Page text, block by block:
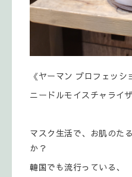
《ヤーマン プロフェッシ
ニードルモイスチャライ
マスク生活で、お肌のた
か？
韓国でも流行っている、